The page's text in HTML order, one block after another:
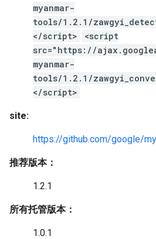
myanmar-
tools/1.2.1/
</script>
<script
src="https://
myanmar-
tools/1.2.1/
</script>
site:
https://github.com/google/
推荐版本：
1.2.1
所有托管版本：
1.0.1